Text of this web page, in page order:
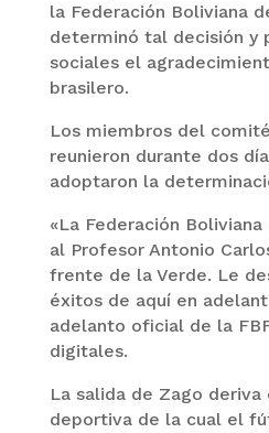
la Federación Boliviana
determinó tal decisión y
sociales el
brasilero.
Los miembros del
reunieron durante dos
adoptaron la
«La Federación
al Profesor Antonio
frente de la Verde. Le
éxitos de aquí en
adelanto oficial de la
digitales.
La salida de Zago deriva
deportiva de la cual el